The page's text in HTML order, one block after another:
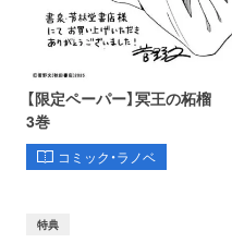
【限定ペーパー】冥王の柘榴
3巻
コミック・ラノベ
特典